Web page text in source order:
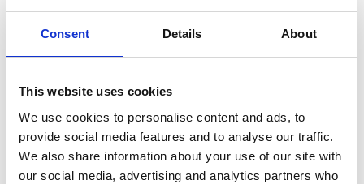
Consent Details About
This website uses cookies
We use cookies to personalise content and ads, to
provide social media features and to analyse our traffic.
We also share information about your use of our site with
our social media, advertising and analytics partners who
Nos experts certifiés en emballage sont passés maîtres dans
la protection de vos colis. C’est pourquoi nous répondons
notre Garantie d’emballage et d’expédition. Passez nous voir
pour en savoir plus !